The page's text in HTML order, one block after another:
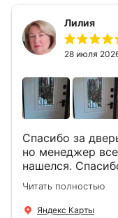
Лилия
28 июля
Спасибо за
но менеджер
нашелся.
Роману, один и
что
Читать полностью
Яндекс Карты